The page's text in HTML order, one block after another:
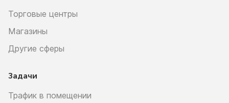
Торговые центры
Магазины
Другие сферы
Задачи
Трафик в помещении